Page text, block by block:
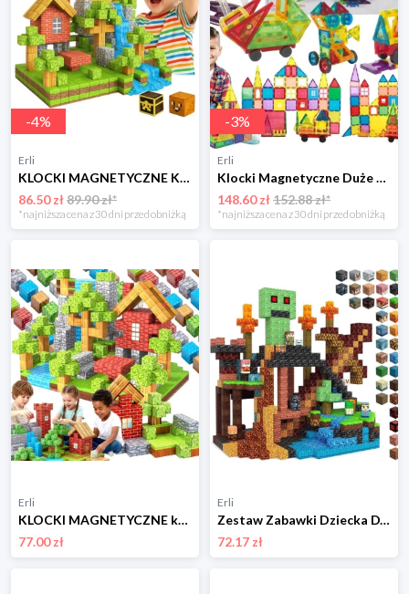
-4%
Erli
KLOCKI MAGNETYCZNE KLOCKI SZEŚCIANY KONSTRUKCYJNE 100 KLOCKÓW MOCNE DZIECI
86.50 zł89.90 zł*
*najniższa cena z 30 dni przed obniżką
-3%
Erli
Klocki Magnetyczne Duże Konstrukcyjne 3D Magnetic Tiles Zestaw 130 element.
148.60 zł152.88 zł*
*najniższa cena z 30 dni przed obniżką
Erli
KLOCKI MAGNETYCZNE konstrukcyjne zestaw dla dzieci 144 elementy edukacyjne
77.00 zł
Erli
Zestaw Zabawki Dziecka DYI Klocki Magnetyczne Kreatywny Świat Budowanie
72.17 zł